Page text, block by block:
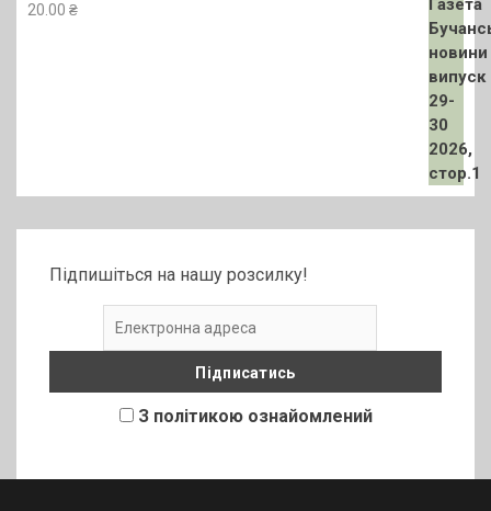
20.00 ₴
Підпишіться на нашу розсилку!
З політикою ознайомлений